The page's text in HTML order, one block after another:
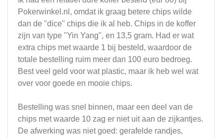
Pokerwinkel.nl, omdat ik graag betere chips wilde
dan de "dice" chips die ik al heb. Chips in de koffer
zijn van type "Yin Yang", en 13,5 gram. Had er wat
extra chips met waarde 1 bij besteld, waardoor de
totale bestelling ruim meer dan 100 euro bedroeg.
Best veel geld voor wat plastic, maar ik heb wel wat
over voor goede en mooie chips.
Bestelling was snel binnen, maar een deel van de
chips met waarde 10 zag er niet uit aan de zijkantjes.
De afwerking was niet goed: gerafelde randjes,